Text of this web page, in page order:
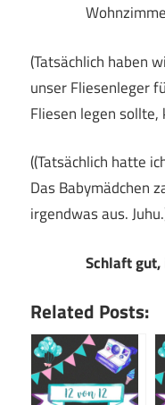
(Tatsächlich haben
unser Fliesenleger
Fliesen legen
((Tatsächlich hatte
Das Babymädchen
irgendwas aus.
Schlaft gut,
Related Posts: